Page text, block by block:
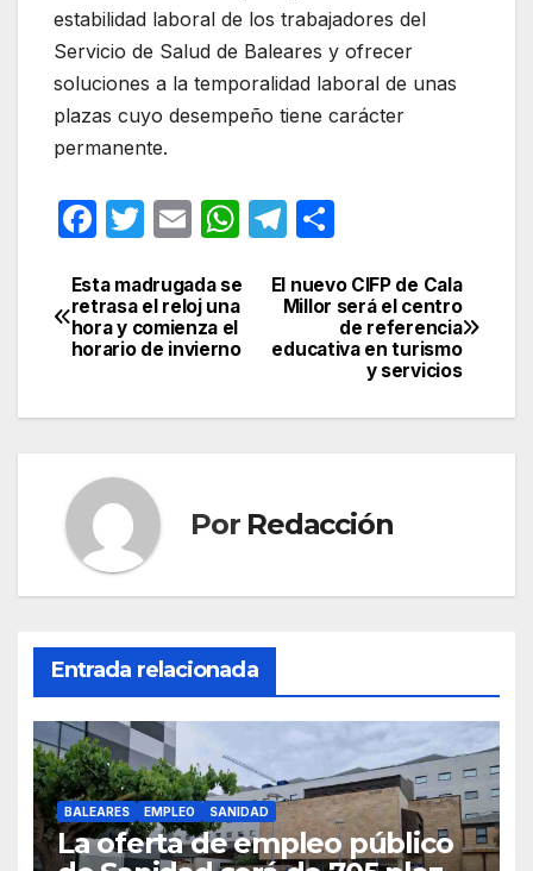
estabilidad laboral de los trabajadores del
Servicio de Salud de Baleares y ofrecer
soluciones a la temporalidad laboral de unas
plazas cuyo desempeño tiene carácter
permanente.
F
c
e
b
o
k
T
itt
er
E
ail
W
at
A
p
T
e
gr
a
m
m
p
ar
tir
Navegación
de
El nuevo CIFP de Cala
Millor será el centro
de referencia
educativa en turismo
y servicios
Esta madrugada se
retrasa el reloj una
hora y comienza el
horario de invierno
Por Redacción
Entrada relacionada
BALEARES EMPLEO SANIDAD
La oferta de empleo público